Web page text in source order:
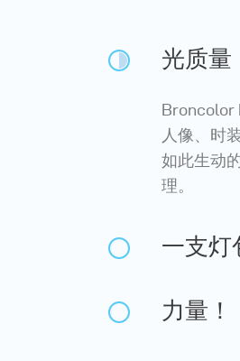
光质量
Broncolor
人像、时
如此生动
理。
一支灯
力量！